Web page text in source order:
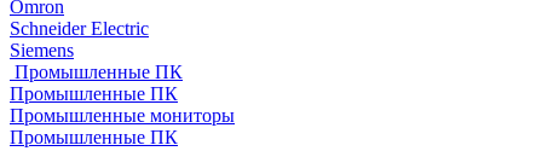
Omron
Schneider Electric
Siemens
Промышленные ПК
Промышленные ПК
Промышленные мониторы
Промышленные ПК